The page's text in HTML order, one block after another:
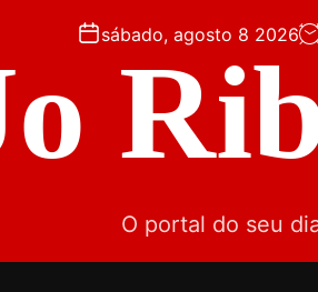
sábado, agosto 8 2026
O portal do seu